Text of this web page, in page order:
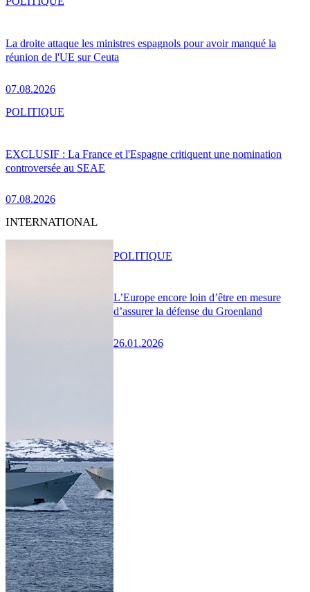
La droite attaque les ministres espagnols pour avoir manqué la
réunion de l'UE sur Ceuta
07.08.2026
EXCLUSIF : La France et l'Espagne critiquent une nomination
controversée au SEAE
07.08.2026
POLITIQUE
INTERNATIONAL
L’Europe encore loin d’être en mesure
d’assurer la défense du Groenland
26.01.2026
POLITIQUE